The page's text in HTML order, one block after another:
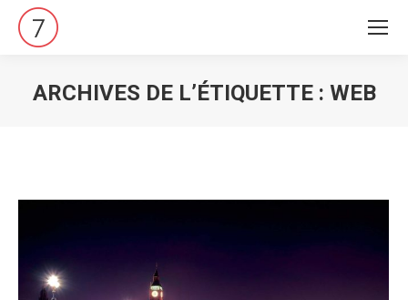
ARCHIVES DE L’ÉTIQUETTE : WEB